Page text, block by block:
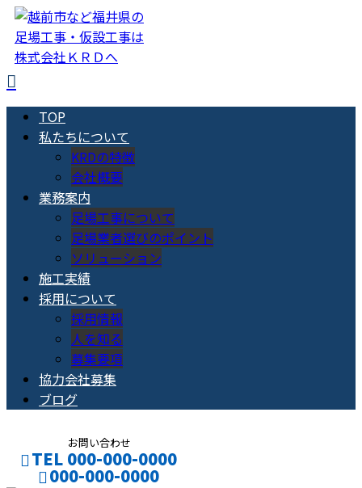
TOP
私たちについて
KRDの特徴
会社概要
業務案内
足場工事について
足場業者選びのポイント
ソリューション
施工実績
採用について
採用情報
人を知る
募集要項
協力会社募集
ブログ
お問い合わせ
TEL 000-000-0000
000-000-0000